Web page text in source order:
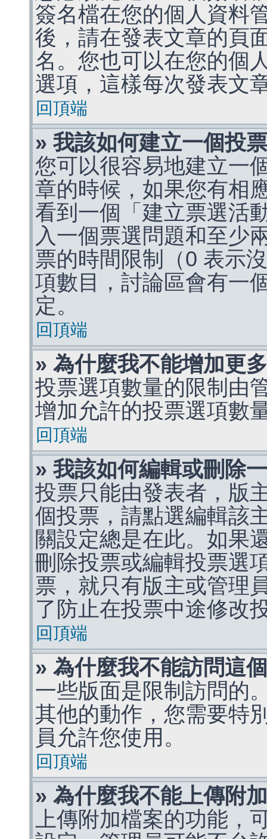
簽名檔在您的個人資料
後，請在發表文章的頁
名。您也可以在您的個
選項，這樣每次發表文
回頂端
» 我該如何建立一個投
您可以很容易地建立一
章的時候，如果您有相
看到一個「建立票選活
入一個票選問題和至少
票的時間限制（0 表示
項數目，討論區會有一
定。
回頂端
» 為什麼我不能增加更
投票選項數量的限制由
增加允許的投票選項數
回頂端
» 我該如何編輯或刪除
投票只能由發表者，版
個投票，請點選編輯該
關設定總是在此。如果
刪除投票或編輯投票選
票，就只有版主或管理
了防止在投票中途修改
回頂端
» 為什麼我不能訪問這
一些版面是限制訪問的
其他的動作，您需要特
員允許您使用。
回頂端
» 為什麼我不能上傳附
上傳附加檔案的功能，